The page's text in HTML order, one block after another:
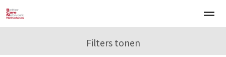
Werken met kinderen
Filters tonen